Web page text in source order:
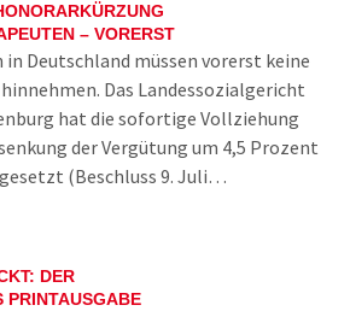
– VORERST
Deutschland müssen vorerst keine
Das Landessozialgericht
hat die sofortige Vollziehung
der Vergütung um 4,5 Prozent
(Beschluss 9. Juli…
DER
PRINTAUSGABE